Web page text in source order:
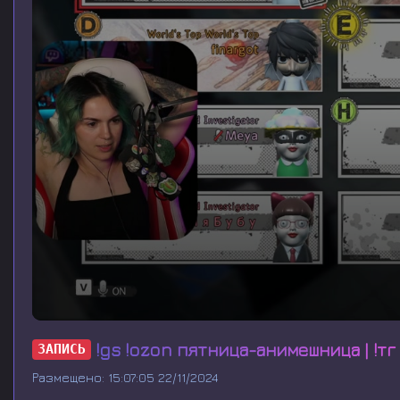
s
e
c
o
ЗАПИСЬ !gs !ozon пятница-анимешница | !тг
Размещено: 15:07:05 22/11/2024